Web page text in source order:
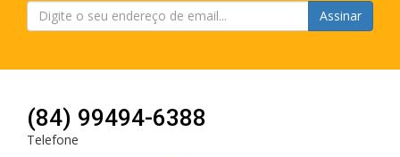
Assinar
(84) 99494-6388
Telefone